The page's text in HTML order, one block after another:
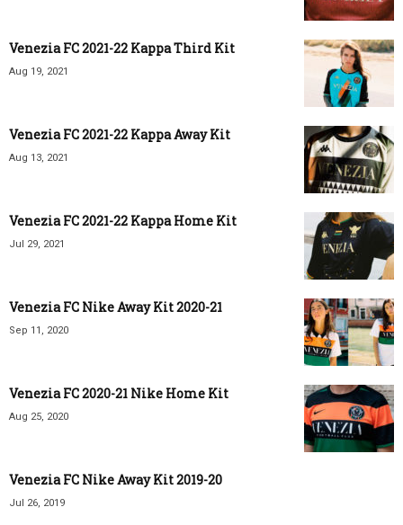
Venezia FC 2021-22 Kappa Third Kit
Aug 19, 2021
Venezia FC 2021-22 Kappa Away Kit
Aug 13, 2021
Venezia FC 2021-22 Kappa Home Kit
Jul 29, 2021
Venezia FC Nike Away Kit 2020-21
Sep 11, 2020
Venezia FC 2020-21 Nike Home Kit
Aug 25, 2020
Venezia FC Nike Away Kit 2019-20
Jul 26, 2019